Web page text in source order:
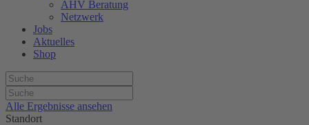
AHV Beratung
Netzwerk
Jobs
Aktuelles
Shop
Alle Ergebnisse ansehen
Standort